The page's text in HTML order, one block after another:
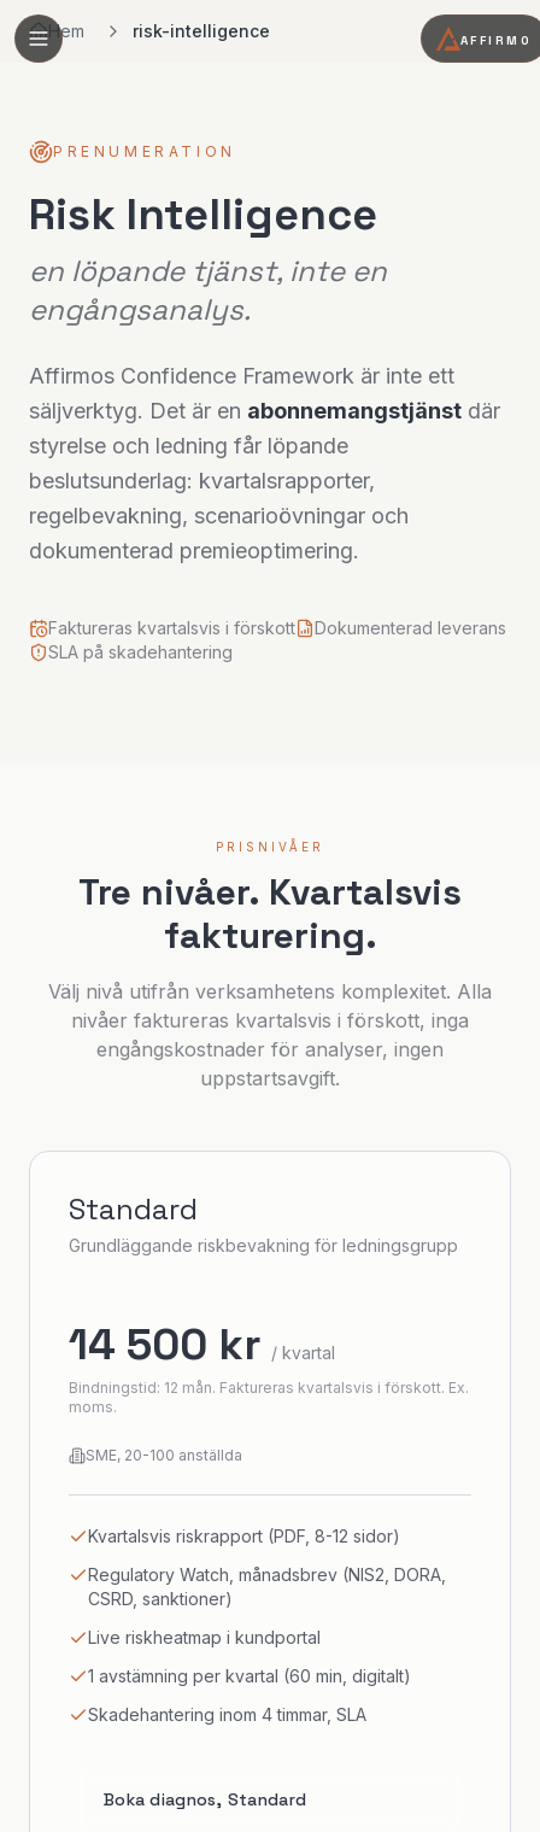
AFFIRMO
Hem risk-intelligence
PRENUMERATION
Risk Intelligence
en löpande tjänst, inte en
engångsanalys.
Affirmos Confidence Framework är inte ett
säljverktyg. Det är en abonnemangstjänst där
styrelse och ledning får löpande
beslutsunderlag: kvartalsrapporter,
regelbevakning, scenarioövningar och
dokumenterad premieoptimering.
Faktureras kvartalsvis i förskott
Dokumenterad leverans
SLA på skadehantering
PRISNIVÅER
Tre nivåer. Kvartalsvis
fakturering.
Välj nivå utifrån verksamhetens komplexitet. Alla
nivåer faktureras kvartalsvis i förskott, inga
engångskostnader för analyser, ingen
uppstartsavgift.
Standard
Grundläggande riskbevakning för ledningsgrupp
14 500 kr / kvartal
Bindningstid: 12 mån. Faktureras kvartalsvis i förskott. Ex.
moms.
SME, 20-100 anställda
Kvartalsvis riskrapport (PDF, 8-12 sidor)
Regulatory Watch, månadsbrev (NIS2, DORA,
CSRD, sanktioner)
Live riskheatmap i kundportal
1 avstämning per kvartal (60 min, digitalt)
Skadehantering inom 4 timmar, SLA
Boka diagnos, Standard